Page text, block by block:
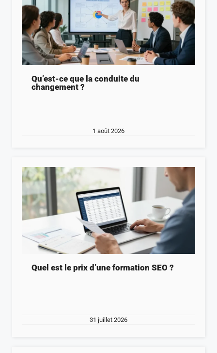
Qu’est-ce que la conduite du
changement ?
1 août 2026
Quel est le prix d’une formation SEO ?
31 juillet 2026